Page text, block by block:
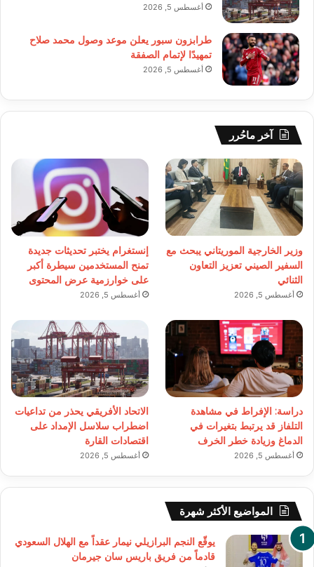
أغسطس 5, 2026
طرابزون سبور يعلن موعد وصول محمد صلاح
تمهيدًا لإتمام الصفقة
أغسطس 5, 2026
آخر ماحُرر
وزير الخارجية الموريتاني يبحث مع
السفير الصيني تعزيز التعاون
الثنائي
أغسطس 5, 2026
إنستغرام يختبر تحديثات جديدة
تمنح المستخدمين سيطرة أكبر
على خوارزمية عرض المحتوى
أغسطس 5, 2026
دراسة: الإفراط في مشاهدة
التلفاز قد يرتبط بتغيرات في
الدماغ وزيادة خطر الخرف
أغسطس 5, 2026
الاتحاد الأفريقي يحذر من تداعيات
اضطراب سلاسل الإمداد على
اقتصادات القارة
أغسطس 5, 2026
المواضيع الأكثر شهرة
يوقّع النجم البرازيلي نيمار عقداً مع الهلال السعودي
قادماً من فريق باريس سان جيرمان